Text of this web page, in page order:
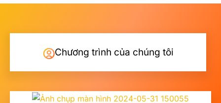
Chương trình của chúng tôi
Trang
TrangTrangTrangTrangTrangTrangTrangTrangTrang